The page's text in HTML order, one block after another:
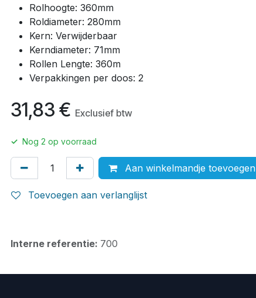
Rolhoogte: 360mm
Roldiameter: 280mm
Kern: Verwijderbaar
Kerndiameter: 71mm
Rollen Lengte: 360m
Verpakkingen per doos: 2
31,83 € Exclusief btw
✓ Nog 2 op voorraad
Aan winkelmandje toevoegen
Toevoegen aan verlanglijst
Interne referentie: 700